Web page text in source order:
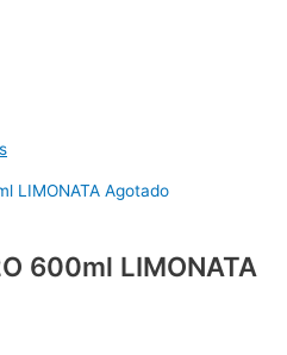
Agotado
600ml LIMONATA